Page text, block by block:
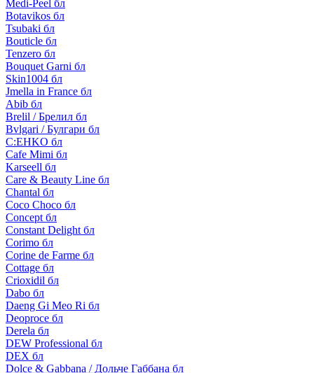
Medi-Peel бл
Botavikos бл
Tsubaki бл
Bouticle бл
Tenzero бл
Bouquet Garni бл
Skin1004 бл
Jmella in France бл
Abib бл
Brelil / Брелил бл
Bvlgari / Булгари бл
C:EHKO бл
Cafe Mimi бл
Karseell бл
Care & Beauty Line бл
Chantal бл
Coco Choco бл
Concept бл
Constant Delight бл
Corimo бл
Corine de Farme бл
Cottage бл
Crioxidil бл
Dabo бл
Daeng Gi Meo Ri бл
Deoproce бл
Derela бл
DEW Professional бл
DEX бл
Dolce & Gabbana / Дольче Габбана бл